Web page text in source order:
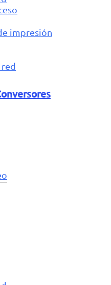
impresión
red